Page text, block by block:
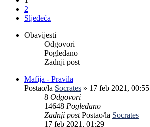
2
Sljedeća
Obavijesti
Odgovori
Pogledano
Zadnji post
Mafija - Pravila
Postao/la Socrates » 17 feb 2021, 00:55
8 Odgovori
14648 Pogledano
Zadnji postPostao/la Socrates
17 feb 2021, 01:29